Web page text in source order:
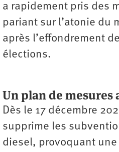
a rapidement pris des
pariant sur l’atonie du
après l’effondrement
élections.
Un plan de mesures
Dès le 17 décembre
supprime les
diesel, provoquant